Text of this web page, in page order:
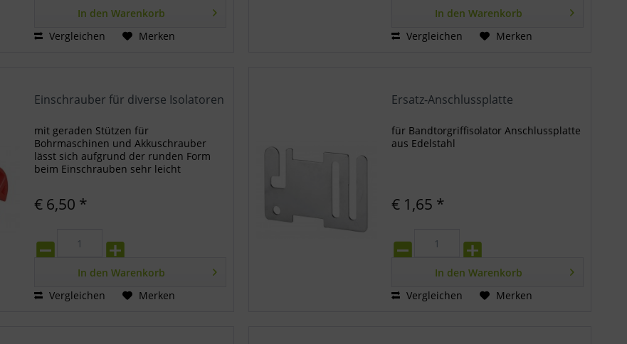
In den Warenkorb
Vergleichen
Merken
In den Warenkorb
Vergleichen
Merken
Einschrauber für diverse Isolatoren
mit geraden Stützen für
Bohrmaschinen und Akkuschrauber
lässt sich aufgrund der runden Form
beim Einschrauben sehr leicht
€ 6,50 *
In den Warenkorb
Vergleichen
Merken
Ersatz-Anschlussplatte
für Bandtorgriffisolator Anschlussplatte
aus Edelstahl
€ 1,65 *
In den Warenkorb
Vergleichen
Merken